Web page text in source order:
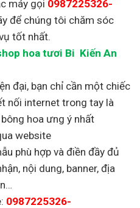
máy gọi 0987225326-
để chúng tôi chăm sóc
tốt nhất.
hoa tươi Bi Kiến An
đại, bạn chỉ cần một chiếc
nối internet trong tay là
hoa ưng ý nhất
website
phù hợp và điền đầy đủ
nội dung, banner, địa
0987225326-